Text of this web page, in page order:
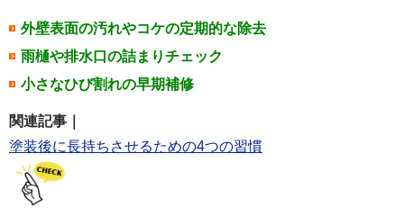
外壁表面の汚れやコケの定期的な除去
雨樋や排水口の詰まりチェック
小さなひび割れの早期補修
関連記事｜
塗装後に長持ちさせるための4つの習慣